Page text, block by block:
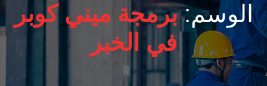
الوسم:برمجة ميني كوبر
في الخبر